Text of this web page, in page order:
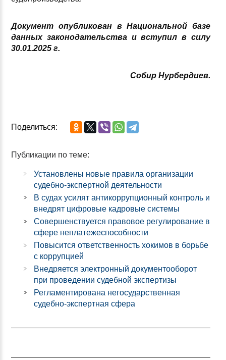
Документ опубликован в Национальной базе
данных законодательства и вступил в силу
30.01.2025 г.
Собир Нурбердиев.
Поделиться:
Публикации по теме:
Установлены новые правила организации
судебно-экспертной деятельности
В судах усилят антикоррупционный контроль и
внедрят цифровые кадровые системы
Совершенствуется правовое регулирование в
сфере неплатежеспособности
Повысится ответственность хокимов в борьбе
с коррупцией
Внедряется электронный документооборот
при проведении судебной экспертизы
Регламентирована негосударственная
судебно-экспертная сфера